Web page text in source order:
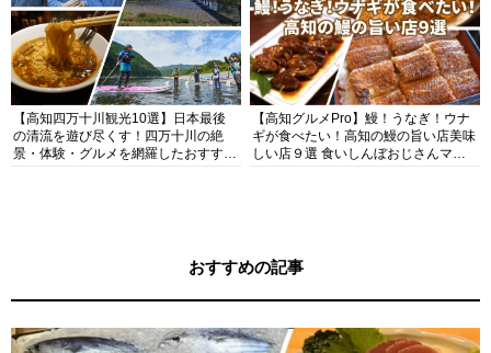
【高知四万十川観光10選】日本最後
の清流を遊び尽くす！四万十川の絶
景・体験・グルメを網羅したおすすめ
【高知グルメPro】鰻！うなぎ！ウナ
ギが食べたい！高知の鰻の旨い店美味
しい店９選 食いしんぼおじさんマッ
おすすめの記事